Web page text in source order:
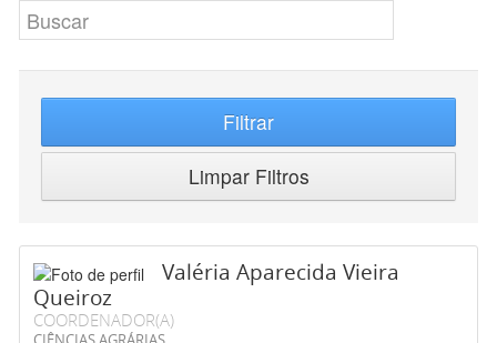
Filtrar
Limpar Filtros
Valéria Aparecida Vieira
Queiroz
COORDENADOR(A)